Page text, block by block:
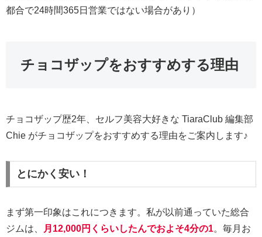
都合で24時間365日営業ではない場合があり）
チョコザップをおすすめする理由
チョコザップ歴2年、セルフ美容大好きな TiaraClub 編集部
Chie がチョコザップをおすすめする理由をご案内します♪
とにかく安い！
まず第一印象はこれにつきます。私が以前通っていた総合
ジムは、
月12,000円くらいしたんでおよそ4分の1。毎月お